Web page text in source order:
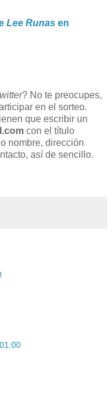
Lee Runasen
? No te preocupes,
en el sorteo.
que escribir un
con el título
nombre, dirección
así de sencillo.